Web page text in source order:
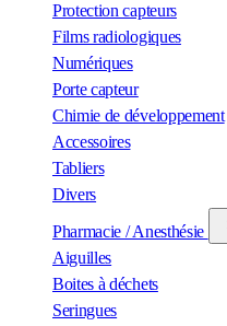
Protection capteurs
Films radiologiques
Numériques
Porte capteur
Chimie de développement
Accessoires
Tabliers
Divers
Pharmacie / Anesthésie
Aiguilles
Boites à déchets
Seringues